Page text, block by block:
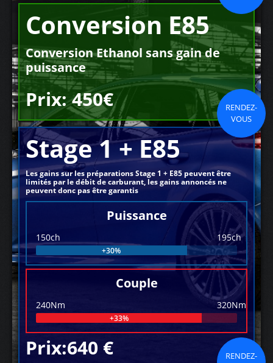
Conversion E85
Conversion Ethanol sans gain de
puissance
Prix: 450€
RENDEZ-
VOUS
Stage 1 + E85
Les gains sur les préparations Stage 1 + E85 peuvent être
limités par le débit de carburant, les gains annoncés ne
peuvent donc pas être garantis
Puissance
150ch 195ch
+30%
Couple
240Nm 320Nm
+33%
Prix:640 €
RENDEZ-